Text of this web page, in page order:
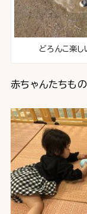
どろんこ楽
赤ちゃんたちも